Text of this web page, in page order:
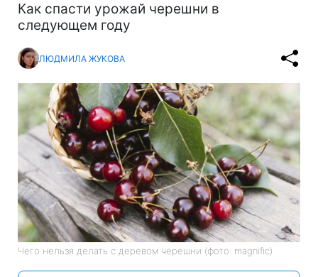
Как спасти урожай черешни в
следующем году
ЛЮДМИЛА ЖУКОВА
Чего нельзя делать с деревом черешни (фото: magnific)